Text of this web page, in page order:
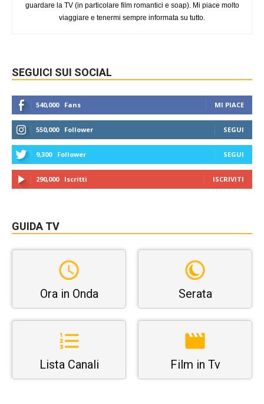
guardare la TV (in particolare film romantici e soap). Mi piace molto
viaggiare e tenermi sempre informata su tutto.
SEGUICI SUI SOCIAL
540,000 Fans MI PIACE
550,000 Follower SEGUI
9,300 Follower SEGUI
290,000 Iscritti ISCRIVITI
GUIDA TV
Ora in Onda Serata
Lista Canali Film in Tv